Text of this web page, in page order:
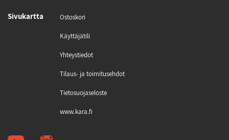
Si­vu­kart­ta Os­tos­ko­ri
Käyt­tä­jä­ti­li
Yh­teys­tie­dot
Ti­laus- ja toi­mi­tu­seh­dot
Tie­to­suo­ja­se­los­te
www.ka­ra.fi